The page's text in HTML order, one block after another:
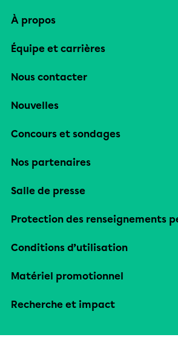
À propos
Équipe et carrières
Nous contacter
Nouvelles
Concours et sondages
Nos partenaires
Salle de presse
Protection des renseignements
Conditions d’utilisation
Matériel promotionnel
Recherche et impact